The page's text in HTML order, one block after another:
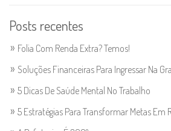
Posts recentes
Folia Com Renda Extra? Temos!
Soluções Financeiras Para Ingressar Na
5 Dicas De Saúde Mental No Trabalho
5 Estratégias Para Transformar Metas Em